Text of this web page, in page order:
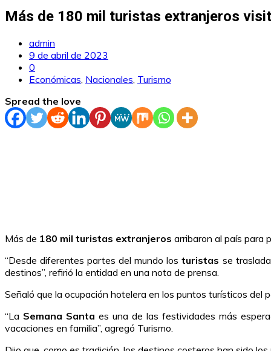
Más de 180 mil turistas extranjeros
admin
9 de abril de 2023
0
Económicas Nacionales Turismo
Spread the love
Más de 180 mil turistas extranjeros arribaron al país para
“Desde diferentes partes del mundo losturistas se
destinos”, refirió la entidad en una nota de prensa.
Señaló que la ocupación hotelera en los puntos turísticos del
“La Semana Santa es una de las festividades más
vacaciones en familia”, agregó Turismo.